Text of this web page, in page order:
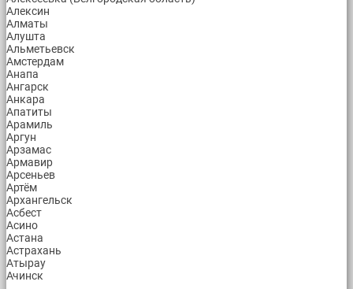
Алексин
Алматы
Алушта
Альметьевск
Амстердам
Анапа
Ангарск
Анкара
Апатиты
Арамиль
Аргун
Арзамас
Армавир
Арсеньев
Артём
Архангельск
Асбест
Асино
Астана
Астрахань
Атырау
Ачинск